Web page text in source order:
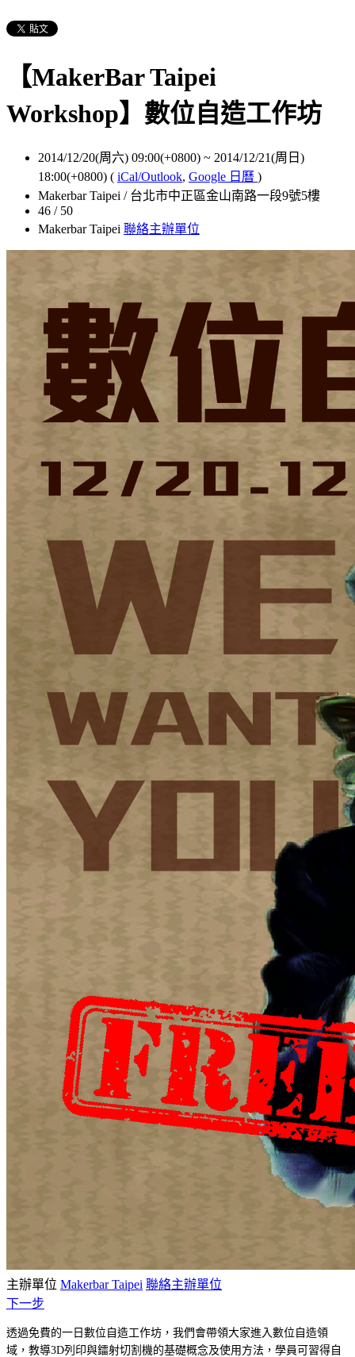
【MakerBar Taipei
Workshop】數位自造工作坊
2014/12/20(周六) 09:00(+0800) ~ 2014/12/21(周日)
18:00(+0800) ( iCal/Outlook, Google 日曆 )
Makerbar Taipei / 台北市中正區金山南路一段9號5樓
46 / 50
Makerbar Taipei 聯絡主辦單位
主辦單位 Makerbar Taipei 聯絡主辦單位
下一步
透過免費的一日 數位自造工作坊，我們會帶領大家進入數位自造領
域，教導3D列印與鐳射切割機的基礎概念及使用方法， 學員可習得自